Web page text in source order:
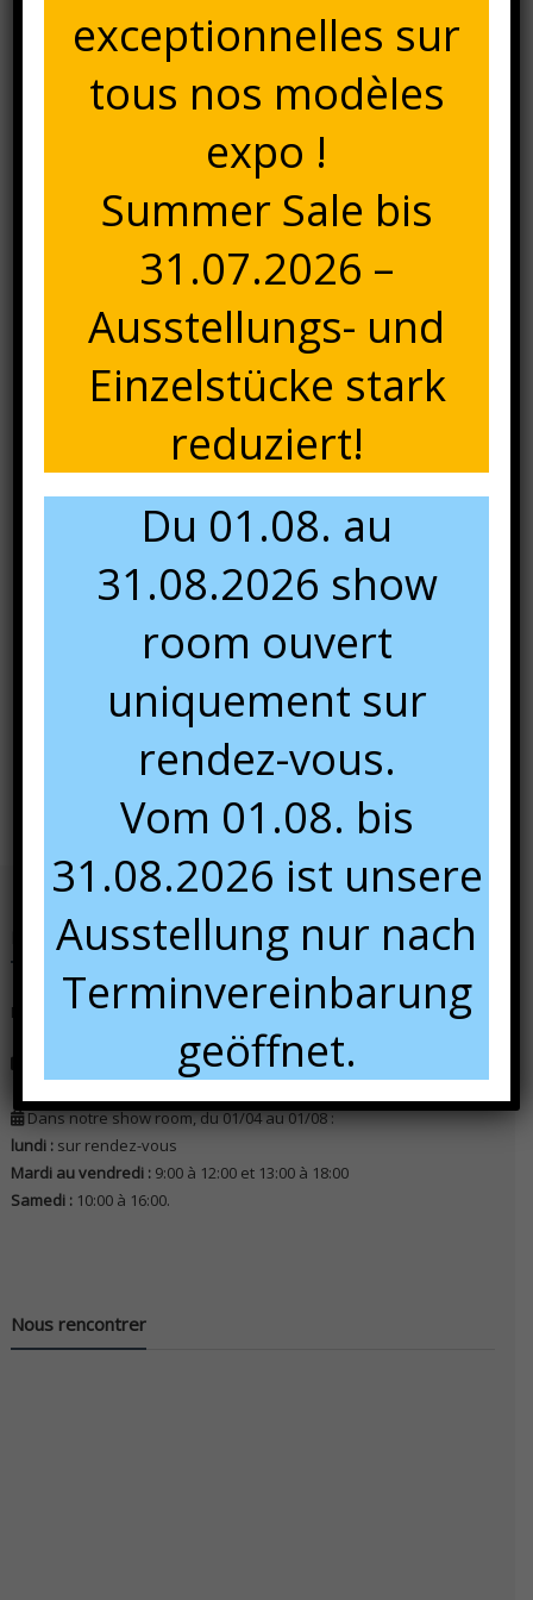
Pop(1) Tropico
Alfa
Nous contacter
N'hésitez pas à nous contacter pour tous renseignements.
Dans notre show room, du 01/04 au 01/08 :
lundi : sur rendez-vous
Mardi au vendredi : 9:00 à 12:00 et 13:00 à 18:00
Samedi : 10:00 à 16:00.
Nous rencontrer
exceptionnelles sur
tous nos modèles
expo !
Summer Sale bis
31.07.2026 –
Ausstellungs- und
Einzelstücke stark
reduziert!
Du 01.08. au
31.08.2026 show
room ouvert
uniquement sur
rendez-vous.
Vom 01.08. bis
31.08.2026 ist unsere
Ausstellung nur nach
Terminvereinbarung
geöffnet.